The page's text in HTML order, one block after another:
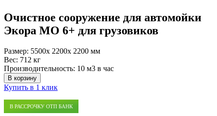
Очистное сооружение для автомойки
Экора МО 6+ для грузовиков
Размер: 5500x 2200x 2200 мм
Вес: 712 кг
Производительность: 10 м3 в час
В корзину
Купить в 1 клик
В РАССРОЧКУ ОТП БАНК